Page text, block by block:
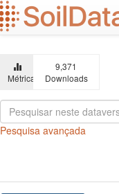
Ir
para
o
principal
Métricas
9,371
Downloads
Pesquisa avançada